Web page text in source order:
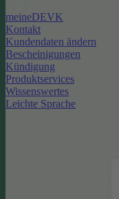
meineDEVK
Kontakt
Kundendaten ändern
Bescheinigungen
Kündigung
Produktservices
Wissenswertes
Leichte Sprache